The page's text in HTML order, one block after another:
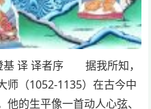
基 译 译者序 据我所知，
师（1052-1135）在古今中
的生平像一首动人心弦、